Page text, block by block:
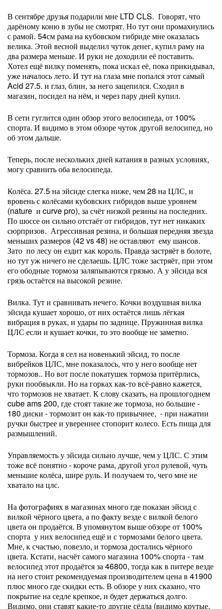
В сентябре друзья подарили мне LTD CLS. Говорят, что
дарёному коню в зубы не смотрят. Но тут они промахнулись
с рамой. 54см рама на кубовском гибриде мне оказалась
велика. Этой весной выделил чуток денег, купил раму на
два размера меньше. И руки не доходили её поставить.
Хотел ещё вилку поменять, пока искал её, пока прикидывал,
уже началось лето. И тут на глаза мне попался этот самый
Acid 27.5. и глаз, блин, за него зацепился. Сходил в
магазин, посидел на нём, и через пару дней купил.
В сети гуглится один обзор этого велосипеда, от 100%
спорта. И видимо в этом обзоре чуток другой велосипед, но
об этом дальше.
Теперь, после нескольких дней катания в разных условиях,
могу сравнить оба велосипеда.
Колёса. 27.5 на эйсиде слегка ниже, чем 28 на ЦЛС, и
вровень с колёсами кубовских гибридов выше уровнем
(nature и curve pro), за счёт низкой резины на последних.
По шоссе он сильно отстаёт от гибридов, тут нет никаких
сюрпризов. Агрессивная резина, и большая передняя звезда
меньших размеров (42 vs 48) не оставляют ему шансов.
Зато по лесу он ездит как король. Правда застряёт в болоте,
но тут уж ничего не сделаешь. ЦЛС тоже застряёт, при этом
его ободные тормоза заляпываются грязью. А у эйсида вся
грязь остаётся на высокой резине.
Вилка. Тут и сравнивать нечего. Кочки воздушная вилка
эйсида кушает хорошо, от них остаётся лишь лёгкая
вибрация в руках, и удары по заднице. Пружинная вилка
ЦЛС если и кушает кочки, то это вообще не заметно.
Тормоза. Когда я сел на новенький эйсид, то после
вибрейков ЦЛС, мне показалось, что у него вообще нет
тормозов.. Но вот после покатушек тормоза притёрлись,
руки пообвыкли. Но на горках как-то всё-равно кажется,
что тормозов не хватает. К слову сказать, на прошлогоднем
cube ams 200, где стоят такие же тормоза, но большие -
180 диски - тормозит он как-то привычнее, - при нажатии
ручки быстрее и увереннее стопорит колесо. Есть пища для
размышлений.
Управляемость у эйсида сильно лучше, чем у ЦЛС. С этим
тоже всё понятно - короче рама, другой угол рулевой, чуть
меньшие колёса, шире руль. И получаем то, чего мне не
хватало на цлс.
На фотографиях в магазинах много где показан эйсид с
вилкой чёрного цвета, а по факту везде с вилкой белого
цвета он продаётся. В упомянутом выше обзоре от 100%
спорта у них велосипед ещё и с тормозами белого цвета.
Мне, к счастью, повезло, и тормоза достались чёрного
цвета. Кстати, насчёт самого магазина 100% спорта - там
велосипед этот продаётся за 46800, тогда как в питере везде
на него стоит рекомендуемая производителем цена в 41900
плюс много где скидки есть. В обзоре у них сказано, что
покрытие на седле крепкое, и будет держаться долго.
Видимо, они ставят какие-то другие сёдла (видимо крутые,